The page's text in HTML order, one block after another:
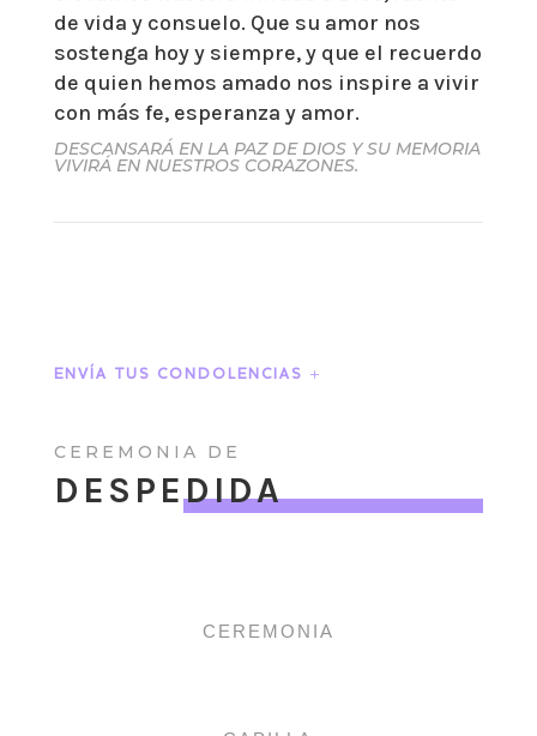
de vida y consuelo. Que su amor nos
sostenga hoy y siempre, y que el recuerdo
de quien hemos amado nos inspire a vivir
con más fe, esperanza y amor.
DESCANSARÁ EN LA PAZ DE DIOS Y SU MEMORIA
VIVIRÁ EN NUESTROS CORAZONES.
ENVÍA TUS CONDOLENCIAS
CEREMONIA DE
DESPEDIDA
CEREMONIA